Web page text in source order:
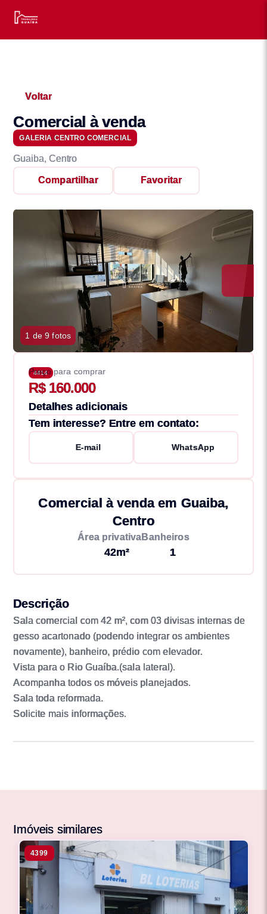
Voltar
Comercial à venda
GALERIA CENTRO COMERCIAL
Guaiba, Centro
Compartilhar Favoritar
1 de 9 fotos
4414
Preço para comprar
R$ 160.000
Detalhes adicionais
Tem interesse? Entre em contato:
E-mail WhatsApp
Comercial à venda em Guaiba,
Centro
Área privativa
42m²
Banheiros
1
Descrição
Sala comercial com 42 m², com 03 divisas internas de
gesso acartonado (podendo integrar os ambientes
novamente), banheiro, prédio com elevador.
Vista para o Rio Guaíba.(sala lateral).
Acompanha todos os móveis planejados.
Sala toda reformada.
Solicite mais informações.
Imóveis similares
4399